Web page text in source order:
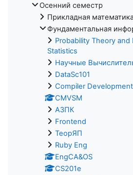
Осенний семестр
Прикладная
Фундаментальная
Probability Theory and
Statistics
Научные
DataSc101
Compiler Development
CMVSM
АЗПК
Frontend
ТеорЯП
Ruby Eng
EngCA&OS
CS201e